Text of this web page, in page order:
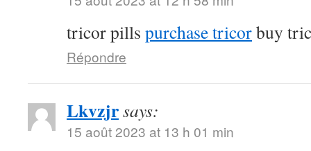
tricor pills purchase tricorbuy
Répondre
Lkvzjrsays:
15 août 2023 at 13 h 01 min